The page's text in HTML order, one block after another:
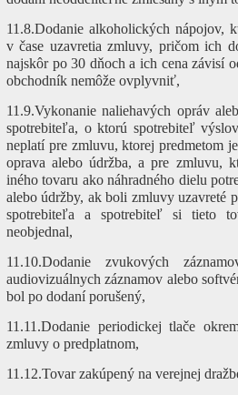
11.8.Dodanie alkoholických nápojov,
v čase uzavretia zmluvy, pričom ich
najskôr po 30 dňoch a ich cena závisí
obchodník nemôže ovplyvniť,
11.9.Vykonanie naliehavých opráv
spotrebiteľa, o ktorú spotrebiteľ
neplatí pre zmluvu, ktorej predmetom
oprava alebo údržba, a pre zmluvu,
iného tovaru ako náhradného dielu
alebo údržby, ak boli zmluvy uzavreté
spotrebiteľa a spotrebiteľ si tieto
neobjednal,
11.10.Dodanie zvukových
audiovizuálnych záznamov alebo
bol po dodaní porušený,
11.11.Dodanie periodickej tlače
zmluvy o predplatnom,
11.12.Tovar zakúpený na verejnej